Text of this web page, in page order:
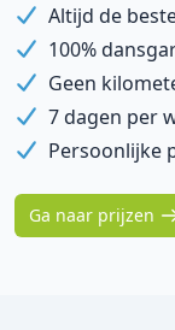
Altijd de
100%
Geen
7 dagen per
Persoonlijke
Ga naar prijzen